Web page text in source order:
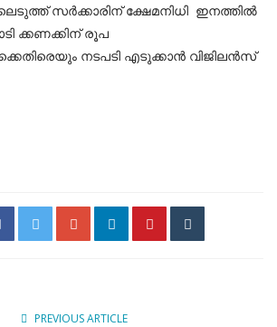
സർക്കാരിന് ക്ഷേമനിധി ഇനത്തിൽ
ക്കണക്കിന് രൂപ
നടപടി എടുക്കാൻ വിജിലൻസ്
PREVIOUS ARTICLE